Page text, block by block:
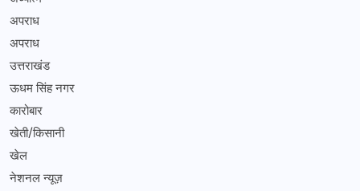
अपराध
अपराध
उत्तराखंड
ऊधम सिंह नगर
कारोबार
खेती/किसानी
खेल
नेशनल न्यूज़